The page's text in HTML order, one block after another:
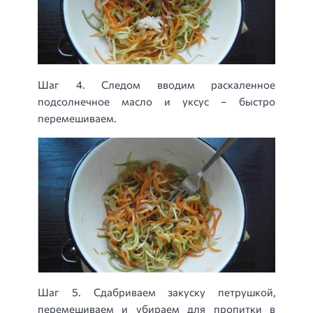
Шаг 4. Следом вводим раскаленное
подсолнечное масло и уксус – быстро
перемешиваем.
Шаг 5. Сдабриваем закуску петрушкой,
перемешиваем и убираем для пропитки в